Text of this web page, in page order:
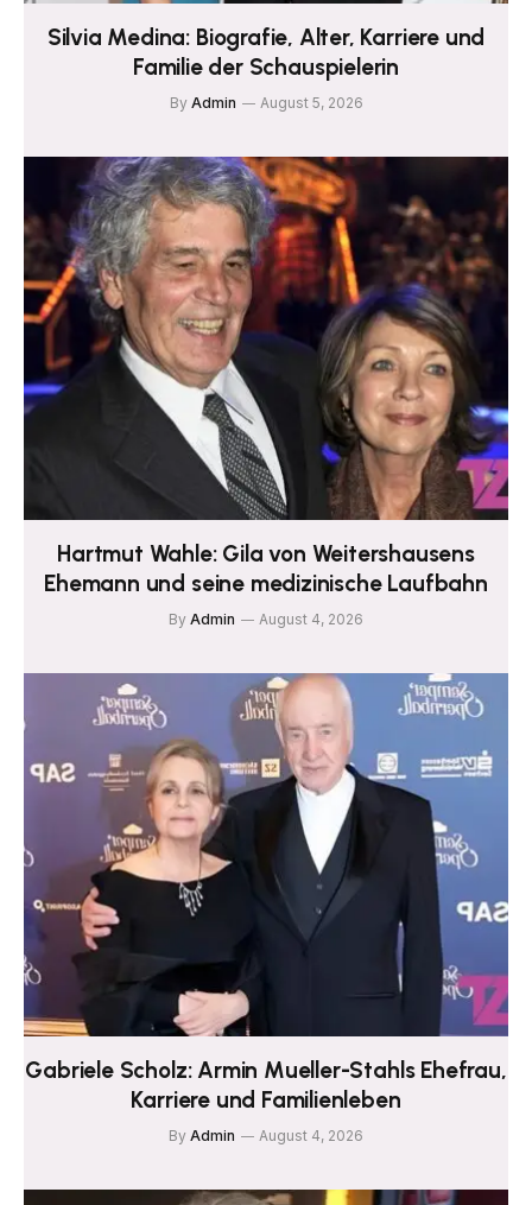
Silvia Medina: Biografie, Alter, Karriere und
Familie der Schauspielerin
By Admin August 5, 2026
Hartmut Wahle: Gila von Weitershausens
Ehemann und seine medizinische Laufbahn
By Admin August 4, 2026
Gabriele Scholz: Armin Mueller-Stahls Ehefrau,
Karriere und Familienleben
By Admin August 4, 2026